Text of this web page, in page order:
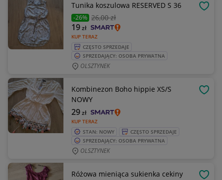
Tunika koszulowa RESERVED S 36
-26% 26,00 zł
KUP TERAZ
19zł
CZĘSTO SPRZEDAJE
SPRZEDAJĄCY: OSOBA PRYWATNA
OLSZTYNEK
Kombinezon Boho hippie XS/S
NOWY
KUP TERAZ
29zł
STAN: NOWY
CZĘSTO SPRZEDAJE
SPRZEDAJĄCY: OSOBA PRYWATNA
OLSZTYNEK
Różowa mieniąca sukienka cekiny